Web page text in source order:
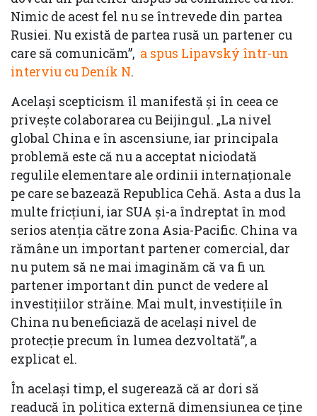
Nimic de acest fel nu se întrevede din partea
Rusiei. Nu există de partea rusă un partener cu
care să comunicăm”, a spus Lipavský într-un
interviu cu Deník N.
Același scepticism îl manifestă și în ceea ce
privește colaborarea cu Beijingul. „La nivel
global China e în ascensiune, iar principala
problemă este că nu a acceptat niciodată
regulile elementare ale ordinii internaționale
pe care se bazează Republica Cehă. Asta a dus la
multe fricțiuni, iar SUA și-a îndreptat în mod
serios atenția către zona Asia-Pacific. China va
rămâne un important partener comercial, dar
nu putem să ne mai imaginăm că va fi un
partener important din punct de vedere al
investițiilor străine. Mai mult, investițiile în
China nu beneficiază de același nivel de
protecție precum în lumea dezvoltată”, a
explicat el.
În același timp, el sugerează că ar dori să
readucă în politica externă dimensiunea ce ține